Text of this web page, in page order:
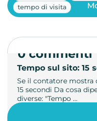
tempo di visita
Tempo sul sito: 15
Se il contatore mostra
15 secondi Da cosa
diverse: "Tempo …
0 commenti